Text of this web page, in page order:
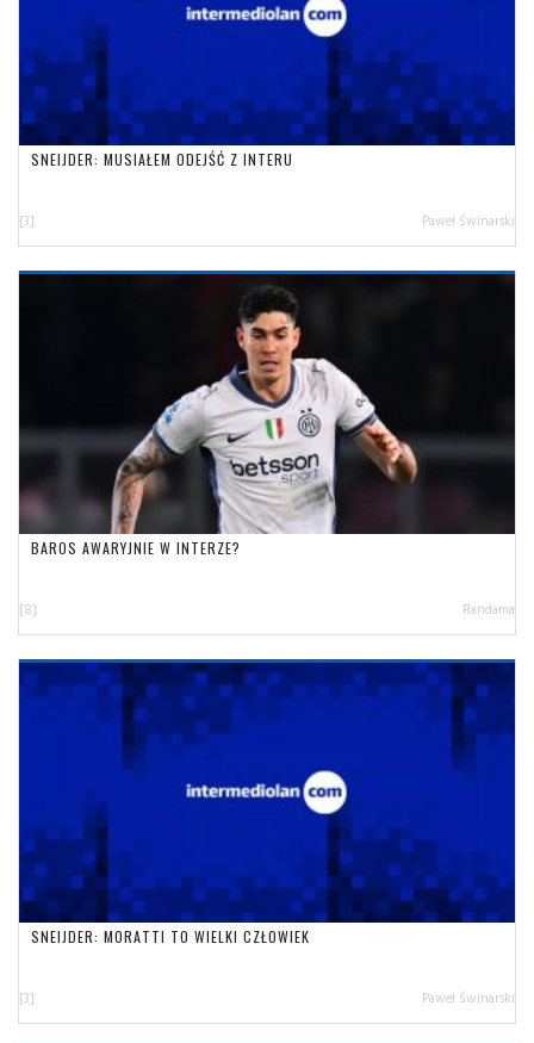
SNEIJDER: MUSIAŁEM ODEJŚĆ Z INTERU
[3] Paweł Świnarski
BAROS AWARYJNIE W INTERZE?
[8] Randama
SNEIJDER: MORATTI TO WIELKI CZŁOWIEK
[3] Paweł Świnarski